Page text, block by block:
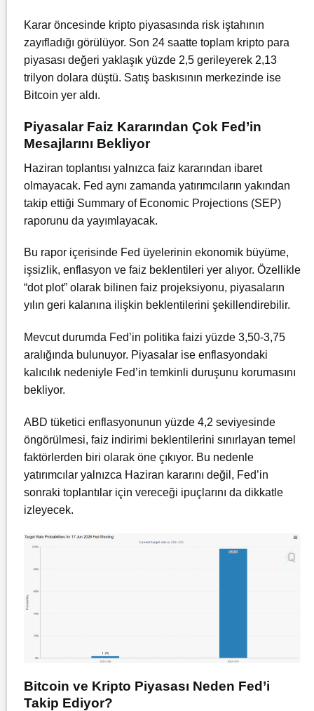
Karar öncesinde kripto piyasasında risk iştahının
zayıfladığı görülüyor. Son 24 saatte toplam kripto para
piyasası değeri yaklaşık yüzde 2,5 gerileyerek 2,13
trilyon dolara düştü. Satış baskısının merkezinde ise
Bitcoin yer aldı.
Piyasalar Faiz Kararından Çok Fed’in
Mesajlarını Bekliyor
Haziran toplantısı yalnızca faiz kararından ibaret
olmayacak. Fed aynı zamanda yatırımcıların yakından
takip ettiği Summary of Economic Projections (SEP)
raporunu da yayımlayacak.
Bu rapor içerisinde Fed üyelerinin ekonomik büyüme,
işsizlik, enflasyon ve faiz beklentileri yer alıyor. Özellikle
“dot plot” olarak bilinen faiz projeksiyonu, piyasaların
yılın geri kalanına ilişkin beklentilerini şekillendirebilir.
Mevcut durumda Fed’in politika faizi yüzde 3,50-3,75
aralığında bulunuyor. Piyasalar ise enflasyondaki
kalıcılık nedeniyle Fed’in temkinli duruşunu korumasını
bekliyor.
ABD tüketici enflasyonunun yüzde 4,2 seviyesinde
öngörülmesi, faiz indirimi beklentilerini sınırlayan temel
faktörlerden biri olarak öne çıkıyor. Bu nedenle
yatırımcılar yalnızca Haziran kararını değil, Fed’in
sonraki toplantılar için vereceği ipuçlarını da dikkatle
izleyecek.
Bitcoin ve Kripto Piyasası Neden Fed’i
Takip Ediyor?